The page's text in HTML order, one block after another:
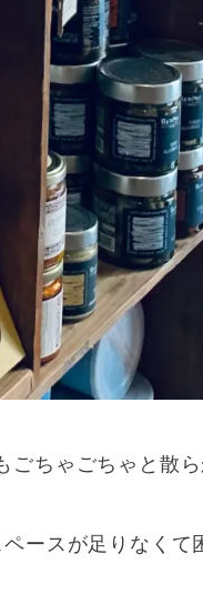
ごちゃごちゃと散
ースが足りなくて